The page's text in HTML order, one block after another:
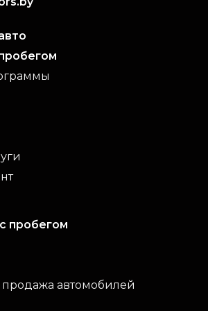
пробегом
автомобилей